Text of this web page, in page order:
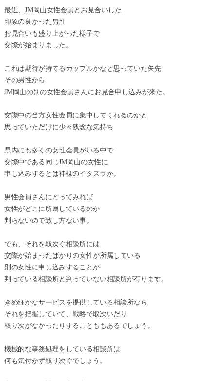
最近、JM岡山女性会員とお見合いした
印象の良かった男性
お見合いも盛り上がった様子で
交際が始まりました。
これは期待が持てるカップルかなと思っていた矢先
その男性から
JM岡山の別の女性会員さんにお見合申し込みが来た。
交際中の当方女性会員に集中してくれるのかと
思っていただけに少々残念な気持ち
県内にも多くの女性会員がいる中で
交際中である同じJM岡山の女性に
申し込みするとは神様のイタズラか。
男性会員さんにとってみれば
女性がどこに所属しているのか
判らないので致し方ない事。
でも、それを取次ぐ相談所には
交際が始まったばかりの女性が所属している
別の女性に申し込みすることが
判っている相談所と判っていない相談所が有ります。
きめ細かなサービスを提供している相談所なら
それを把握していて、戦略で取次いだり
取り次がなかったりすることももあるでしょう。
機械的な事務処理をしている相談所は
何も気付かず取り次ぐでしょう。